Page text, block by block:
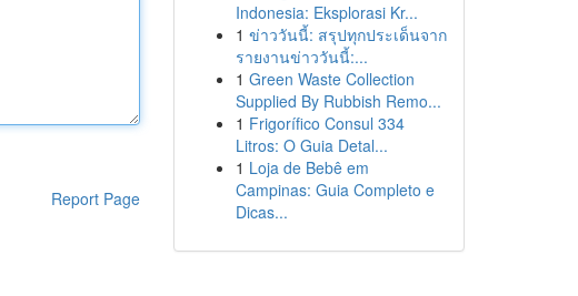
Report Page
Indonesia: Eksplorasi Kr...
1 ข่าววันนี้: สรุปทุกประเด็นจาก
รายงานข่าววันนี้:...
1 Green Waste Collection
Supplied By Rubbish Remo...
1 Frigorífico Consul 334
Litros: O Guia Detal...
1 Loja de Bebê em
Campinas: Guia Completo e
Dicas...